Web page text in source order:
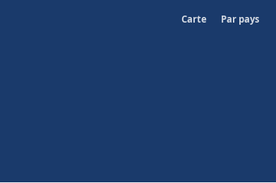
Carte Par pays